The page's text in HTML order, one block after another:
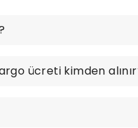
ücreti kimden